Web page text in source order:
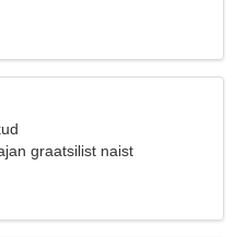
graatsilist naist